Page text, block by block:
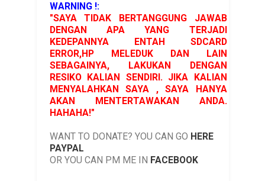
WARNING !:
"SAYA TIDAK BERTANGGUNG JAWAB
DENGAN APA YANG TERJADI
KEDEPANNYA ENTAH SDCARD
ERROR,HP MELEDUK DAN LAIN
SEBAGAINYA, LAKUKAN DENGAN
RESIKO KALIAN SENDIRI. JIKA KALIAN
MENYALAHKAN SAYA , SAYA HANYA
AKAN MENTERTAWAKAN ANDA.
HAHAHA!"
WANT TO DONATE? YOU CAN GO HERE
PAYPAL
OR YOU CAN PM ME IN FACEBOOK